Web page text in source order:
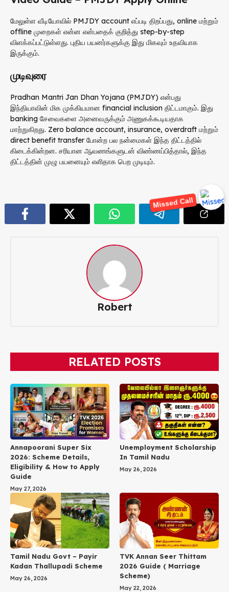
மேலுள்ள வீடியோவில் PMJDY account எப்படி திறப்பது, online மற்றும்
offline முறைகள் என்ன என்பதைக் குறித்து step-by-step
விளக்கப்பட்டுள்ளது. புதிய பயனர்களுக்கு இது மிகவும் உதவியாக
இருக்கும்.
முடிவுரை
Pradhan Mantri Jan Dhan Yojana (PMJDY) என்பது
இந்தியாவின் மிக முக்கியமான financial inclusion திட்டமாகும். இது
banking சேவைகளை அனைவருக்கும் அணுகக்கூடியதாக
மாற்றுகிறது. Zero balance account, insurance, overdraft மற்றும்
direct benefit transfer போன்ற பல நன்மைகள் இந்த திட்டத்தில்
கிடைக்கின்றன. சரியான ஆவணங்களுடன் விண்ணப்பித்தால், இந்த
திட்டத்தின் முழு பயனையும் எளிதாக பெற முடியும்.
Robert
RELATED POSTS
Annapoorani Super Six
2026: Scheme Details,
Eligibility & How to Apply
Guide
May 27, 2026
Unemployment Scholarship
In Tamil Nadu
May 26, 2026
Tamil Nadu Govt – Payir
Kadan Thallupadi Scheme
May 26, 2026
TVK Annan Seer Thittam
2026 Guide ( Marriage
Scheme)
May 22, 2026